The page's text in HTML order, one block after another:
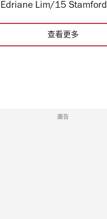
Lim/15 Stamford
查看更多
廣告